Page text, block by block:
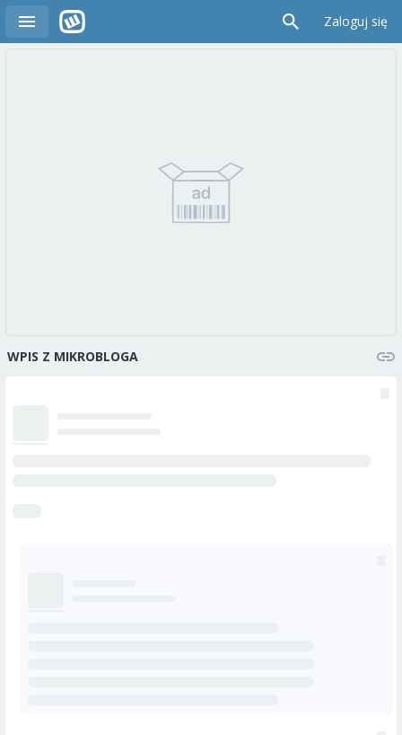
Zaloguj się
WPIS Z MIKROBLOGA